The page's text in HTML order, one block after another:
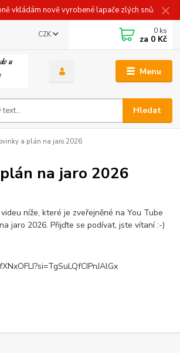
vkládám nově vyrobené lapače zlých snů.
Menu
CZK
Hledat
0 ks
za 0 Kč
a plán na jaro 2026
na jaro 2026
níže, které je zveřejněné na You Tube
jaro 2026. Přijďte se podívat, jste vítaní :-)